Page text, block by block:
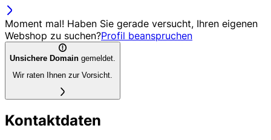
Moment mal! Haben Sie gerade versucht, Ihren eigenen
Webshop zu suchen?Profil beanspruchen
Unsichere Domain gemeldet.
Wir raten Ihnen zur Vorsicht.
Kontaktdaten